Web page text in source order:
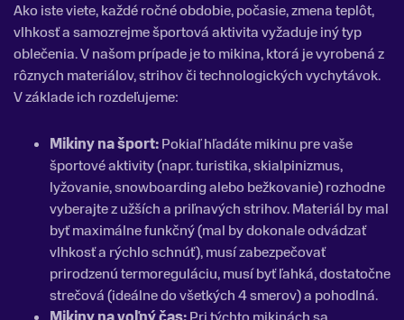
Ako iste viete, každé ročné obdobie, počasie, zmena teplôt,
vlhkosť a samozrejme športová aktivita vyžaduje iný typ
oblečenia. V našom prípade je to mikina, ktorá je vyrobená z
rôznych materiálov, strihov či technologických vychytávok.
V základe ich rozdeľujeme:
Mikiny na šport:Pokiaľ hľadáte mikinu pre vaše
športové aktivity (napr. turistika, skialpinizmus,
lyžovanie, snowboarding alebo bežkovanie) rozhodne
vyberajte z užších a priľnavých strihov. Materiál by mal
byť maximálne funkčný (mal by dokonale odvádzať
vlhkosť a rýchlo schnúť), musí zabezpečovať
prirodzenú termoreguláciu, musí byť ľahká, dostatočne
strečová (ideálne do všetkých 4 smerov) a pohodlná.